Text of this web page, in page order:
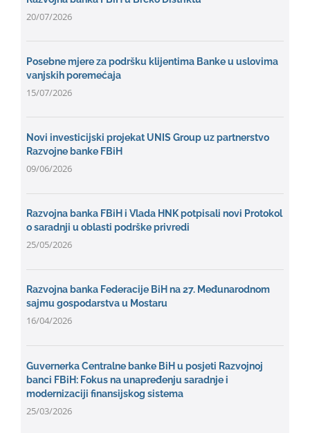
20/07/2026
Posebne mjere za podršku klijentima Banke u uslovima
vanjskih poremećaja
15/07/2026
Novi investicijski projekat UNIS Group uz partnerstvo
Razvojne banke FBiH
09/06/2026
Razvojna banka FBiH i Vlada HNK potpisali novi Protokol
o saradnji u oblasti podrške privredi
25/05/2026
Razvojna banka Federacije BiH na 27. Međunarodnom
sajmu gospodarstva u Mostaru
16/04/2026
Guvernerka Centralne banke BiH u posjeti Razvojnoj
banci FBiH: Fokus na unapređenju saradnje i
modernizaciji finansijskog sistema
25/03/2026